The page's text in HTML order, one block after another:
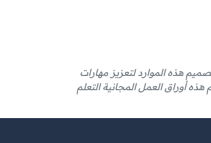
هذه الموارد لتعزيز مهارات
هذه أوراق العمل المجانية التعلم